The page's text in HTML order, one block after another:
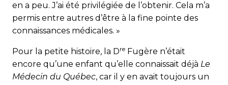
en a peu. J’ai été privilégiée de l’obtenir. Cela m’a
permis entre autres d’être à la fine pointe des
connaissances médicales. »
Pour la petite histoire, la Dre Fugère n’était
encore qu’une enfant qu’elle connaissait déjà Le
Médecin du Québec, car il y en avait toujours un